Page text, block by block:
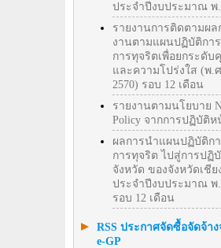
ประจำปีงบประมาณ พ.
รายงานการติดตามผล
งานตามแผนปฏิบัติกา
การทุจริตเพื่อยกระดั
และความโปร่งใส (พ.ศ
2570) รอบ 12 เดือน
รายงานตามนโยบาย
Policy จากการปฏิบัติห
ผลการนำแผนปฏิบัติก
การทุจริต ไปสู่การปฏิ
จังหวัด ของจังหวัดเชีย
ประจำปีงบประมาณ พ.
รอบ 12 เดือน
RSS ประกาศจัดซื้อจัดจ้า
e-GP